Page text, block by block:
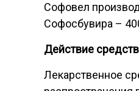
Софовел
Софосбувира –
Действие
Лекарственное